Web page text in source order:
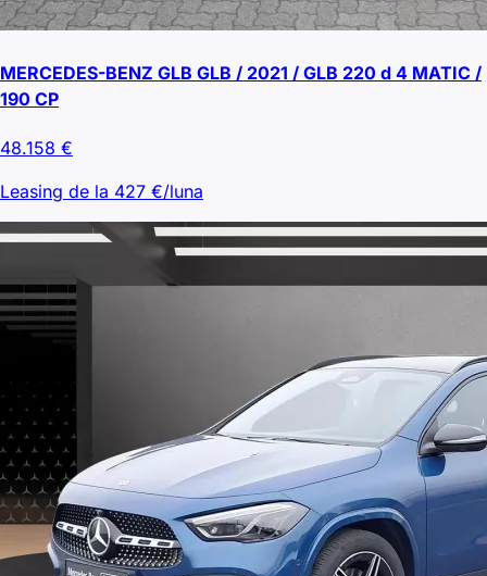
MERCEDES-BENZ GLB GLB / 2021 / GLB 220 d 4 MATIC /
190 CP
48.158 €
Leasing de la 427 €/luna